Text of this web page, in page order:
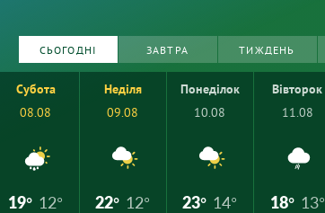
СЬОГОДНІ ЗАВТРА ТИЖДЕНЬ
Субота
08.08
19° 12°
Неділя
09.08
22° 12°
Понеділок
10.08
23° 14°
Вівторок
11.08
18° 13°